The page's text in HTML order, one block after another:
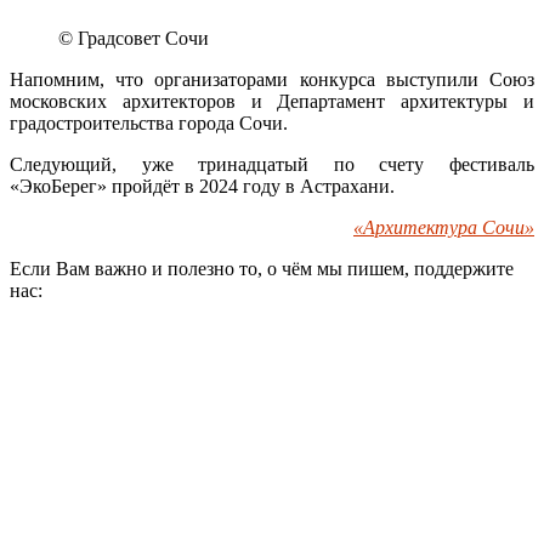
© Градсовет Сочи
Напомним, что организаторами конкурса выступили Союз
московских архитекторов и Департамент архитектуры и
градостроительства города Сочи.
Следующий, уже тринадцатый по счету фестиваль
«ЭкоБерег» пройдёт в 2024 году в Астрахани.
«Архитектура Сочи»
Если Вам важно и полезно то, о чём мы пишем, поддержите
нас: